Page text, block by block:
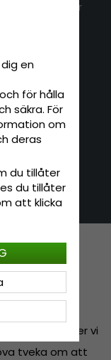
sökningar
för att
endast
därför erbjuder vi
tveka om att
en
för hålla
säkra. För
om
deras
du tillåter
du tillåter
att klicka